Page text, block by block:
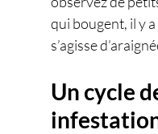
qui bougent, il y
s’agisse
Un cycle